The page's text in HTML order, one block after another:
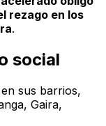
rezago en los
.
social
sus barrios,
Gaira,